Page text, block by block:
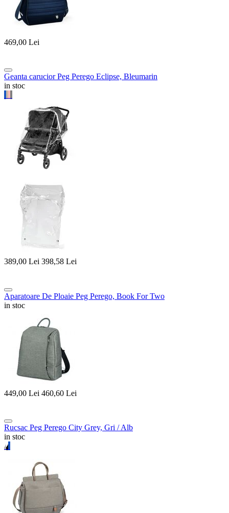
469,00 Lei
Geanta carucior Peg Perego Eclipse, Bleumarin
in stoc
389,00 Lei 398,58 Lei
Aparatoare De Ploaie Peg Perego, Book For Two
in stoc
449,00 Lei 460,60 Lei
Rucsac Peg Perego City Grey, Gri / Alb
in stoc